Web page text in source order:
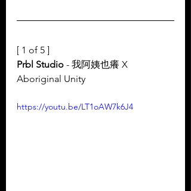
[ 1 of 5 ]
Prbl Studio - 我阿姨也癢 X
Aboriginal Unity
https://youtu.be/LT1oAW7k6J4